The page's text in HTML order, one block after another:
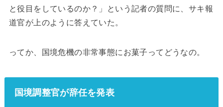
と役目をしているのか？」という記者の質問に、サキ報
道官が上のように答えていた。
ってか、国境危機の非常事態にお菓子ってどうなの。
国境調整官が辞任を発表